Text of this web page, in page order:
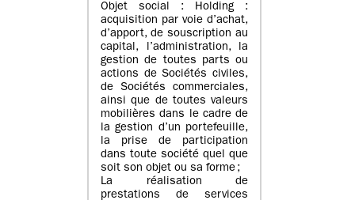
Objet social : Holding :
acquisition par voie d’achat,
d’apport, de souscription au
capital, l’administration, la
gestion de toutes parts ou
actions de Sociétés civiles,
de Sociétés commerciales,
ainsi que de toutes valeurs
mobilières dans le cadre de
la gestion d’un portefeuille,
la prise de participation
dans toute société quel que
soit son objet ou sa forme ;
La réalisation de
prestations de services